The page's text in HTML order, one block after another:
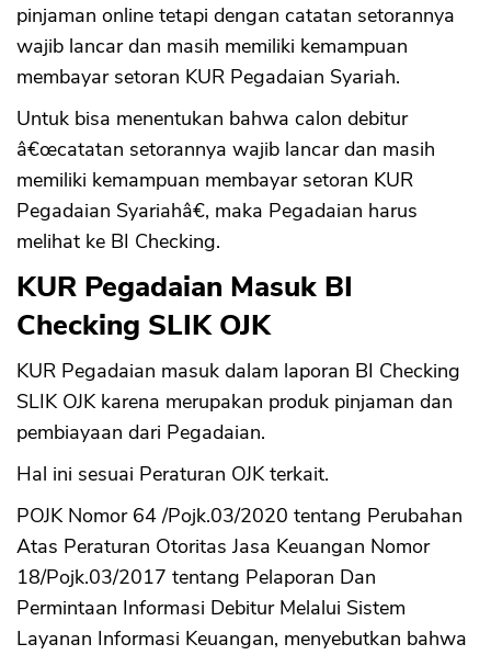
pinjaman online tetapi dengan catatan setorannya
wajib lancar dan masih memiliki kemampuan
membayar setoran KUR Pegadaian Syariah.
Untuk bisa menentukan bahwa calon debitur
â€œcatatan setorannya wajib lancar dan masih
memiliki kemampuan membayar setoran KUR
Pegadaian Syariahâ€, maka Pegadaian harus
melihat ke BI Checking.
KUR Pegadaian Masuk BI
Checking SLIK OJK
KUR Pegadaian masuk dalam laporan BI Checking
SLIK OJK karena merupakan produk pinjaman dan
pembiayaan dari Pegadaian.
Hal ini sesuai Peraturan OJK terkait.
POJK Nomor 64 /Pojk.03/2020 tentang Perubahan
Atas Peraturan Otoritas Jasa Keuangan Nomor
18/Pojk.03/2017 tentang Pelaporan Dan
Permintaan Informasi Debitur Melalui Sistem
Layanan Informasi Keuangan, menyebutkan bahwa